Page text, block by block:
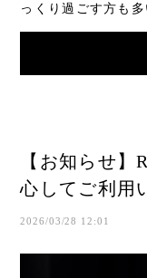
っくり過ごす方も
グ、ヘアケアを見
【お知らせ
心してご利用
2026/03/28 12:01